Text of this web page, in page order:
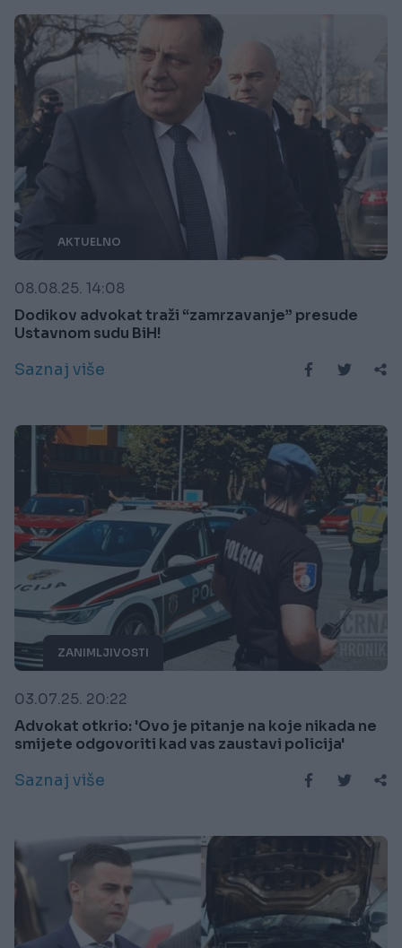
AKTUELNO
08.08.25. 14:08
Dodikov advokat traži “zamrzavanje” presude
Ustavnom sudu BiH!
Saznaj više
ZANIMLJIVOSTI
03.07.25. 20:22
Advokat otkrio: 'Ovo je pitanje na koje nikada ne
smijete odgovoriti kad vas zaustavi policija'
Saznaj više